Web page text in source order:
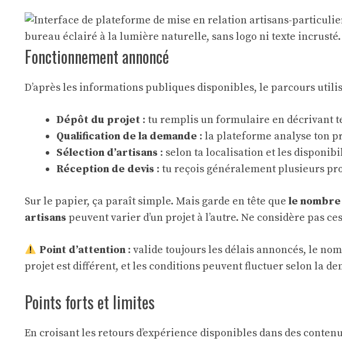
Fonctionnement annoncé
D’après les informations publiques disponibles, le parcours
Dépôt du projet : tu remplis un formulaire en décrivant
Qualification de la demande : la plateforme analyse ton
Sélection d’artisans : selon ta localisation et les
Réception de devis : tu reçois généralement plusieurs
Sur le papier, ça paraît simple. Mais garde en tête que le
artisans peuvent varier d’un projet à l’autre. Ne considère pas
Point d’attention: valide toujours les délais annoncés, le
projet est différent, et les conditions peuvent fluctuer selon la
Points forts et limites
En croisant les retours d’expérience disponibles dans des